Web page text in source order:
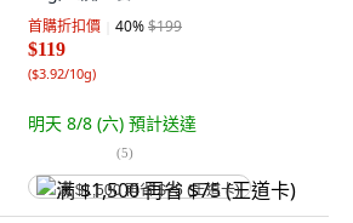
首購折扣價 40%$199
$119
($3.92/10g)
明天 8/8 (六) 預計送達
(5)
满 $1,500 再省 $75 (王道卡)